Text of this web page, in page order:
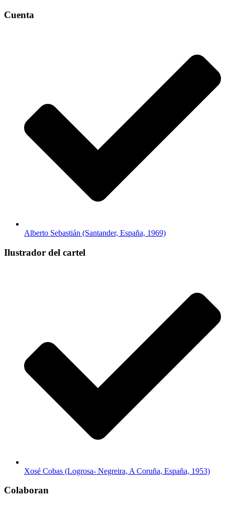
Cuenta
Alberto Sebastián (Santander, España, 1969)
Ilustrador del cartel
Xosé Cobas (Logrosa- Negreira, A Coruña, España, 1953)
Colaboran